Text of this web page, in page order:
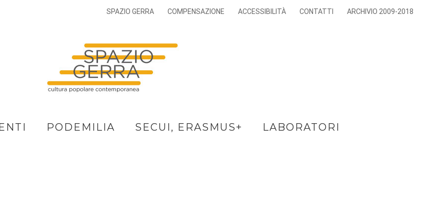
SPAZIO GERRA COMPENSAZIONE ACCESSIBILITÀ CONTATTI ARCHIVIO 2009-2018
PODEMILIA SECUI, ERASMUS+ LABORATORI